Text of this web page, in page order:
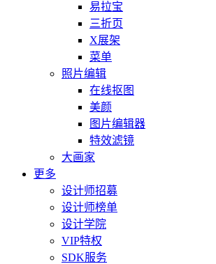
易拉宝
三折页
X展架
菜单
照片编辑
在线抠图
美颜
图片编辑器
特效滤镜
大画家
更多
设计师招募
设计师榜单
设计学院
VIP特权
SDK服务